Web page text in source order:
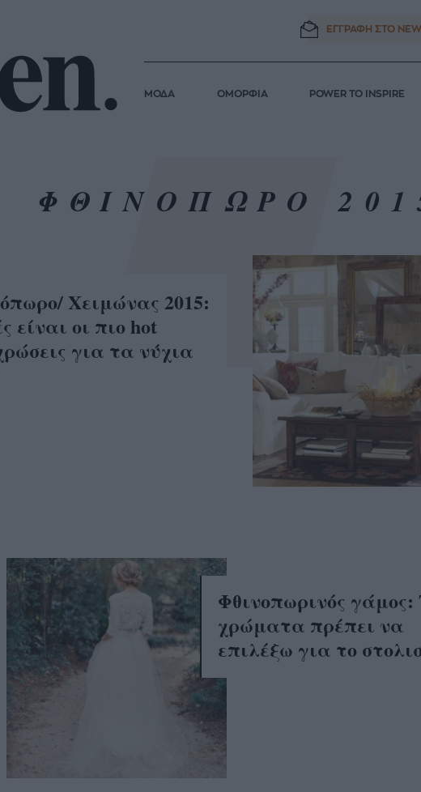
ΕΓΓΡΑΦΗ ΣΤΟ
ΜΟΔΑ ΟΜΟΡΦΙΑ POWER TO INSPIRE
ΦΘΙΝΟΠΩΡΟ
Χειμώνας 2015:
είναι οι πιο hot
για τα νύχια
Φθινοπωρινός γάμος:
χρώματα πρέπει να
επιλέξω για το